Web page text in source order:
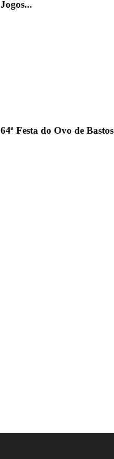
Jogos...
64ª Festa do Ovo de Bastos